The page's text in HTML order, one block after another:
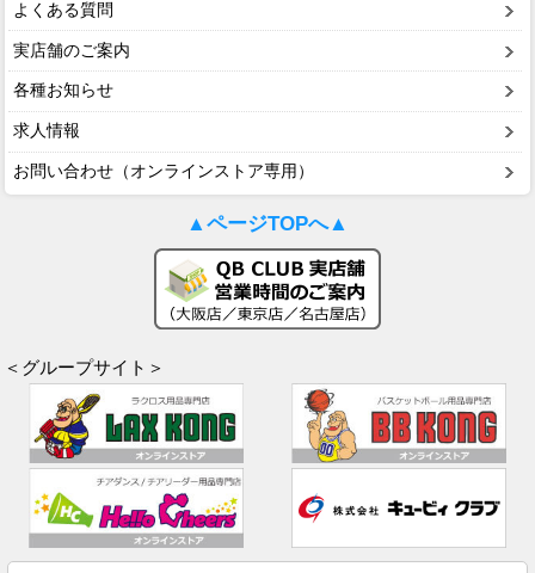
よくある質問
実店舗のご案内
各種お知らせ
求人情報
お問い合わせ（オンラインストア専用）
▲ページTOPへ▲
＜グループサイト＞